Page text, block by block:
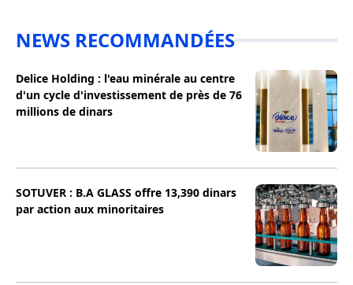
NEWS RECOMMANDÉES
Delice Holding : l'eau minérale au centre
d'un cycle d'investissement de près de 76
millions de dinars
SOTUVER : B.A GLASS offre 13,390 dinars
par action aux minoritaires